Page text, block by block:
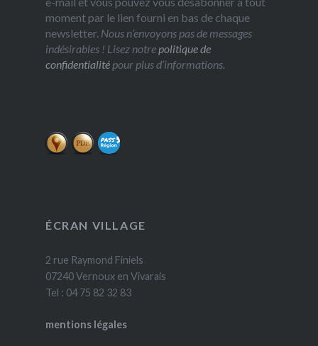
moment par le lien fourni en bas de chaque
newsletter. Nous n’envoyons pas de messages
indésirables ! Lisez notrepolitique de
confidentialitépour plus d’informations.
ÉCRAN VILLAGE
2 rue Raymond Finiels
07240 Vernoux en Vivarais
Tel : 04 75 82 32 83
mentions légales